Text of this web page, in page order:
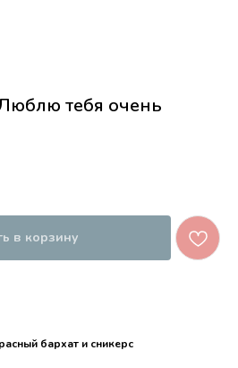
тебя очень
в корзину
бархат и сникерс